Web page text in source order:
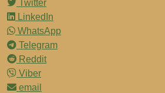
Twitter
LinkedIn
WhatsApp
Telegram
Reddit
Viber
email